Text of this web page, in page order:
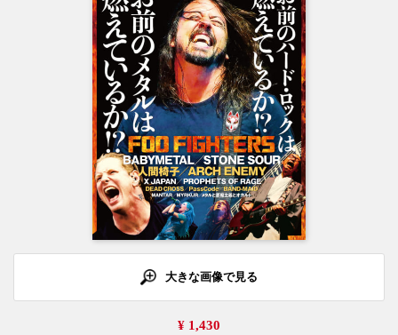
大きな画像で見る
¥ 1,430